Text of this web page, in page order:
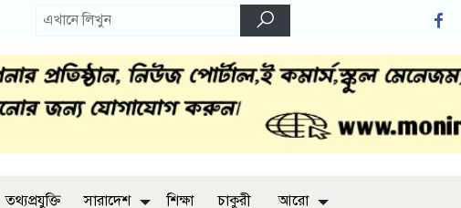
তথ্যপ্রযুক্তি সারাদেশ শিক্ষা চাকুরী আরো